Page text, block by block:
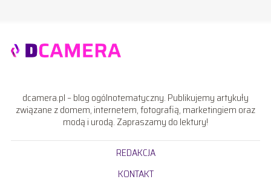
dcamera.pl – blog ogólnotematyczny. Publikujemy artykuły
związane z domem, internetem, fotografią, marketingiem oraz
modą i urodą. Zapraszamy do lektury!
REDAKCJA
KONTAKT